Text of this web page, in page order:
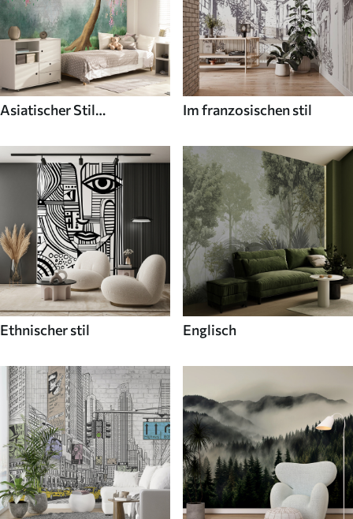
Asiatischer Stil
Im franzosischen stil
Ethnischer stil Englisch